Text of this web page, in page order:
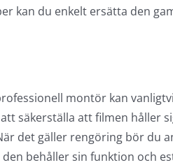
kan du enkelt ersätta den
montör kan
säkerställa att filmen
det gäller rengöring bör du
behåller sin funktion och